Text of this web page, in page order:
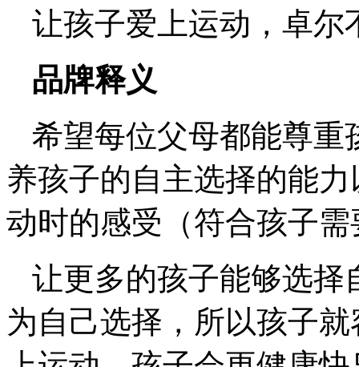
让孩子爱上运动，卓尔
品牌释义
希望每位父母都能尊重
养孩子的自主选择的能
动时的感受（符合孩子
让更多的孩子能够选择
为自己选择，所以孩子